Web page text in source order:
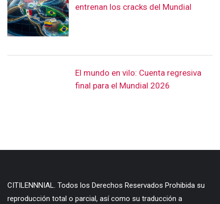
entrenan los cracks del Mundial
El mundo en vilo: Cuenta regresiva
final para el Mundial 2026
CITILENNNIAL. Todos los Derechos Reservados Prohibida su
reproducción total o parcial, así como su traducción a